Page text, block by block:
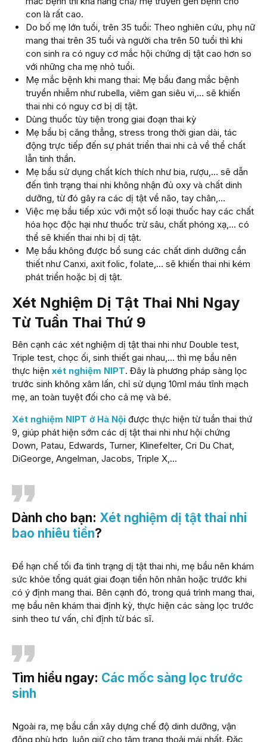
con là rất cao.
Do bố mẹ lớn tuổi, trên 35 tuổi: Theo nghiên cứu, phụ nữ
mang thai trên 35 tuổi và người cha trên 50 tuổi thì khi
con sinh ra có nguy cơ mắc hội chứng dị tật cao hơn so
với những cha mẹ nhỏ tuổi.
Mẹ mắc bệnh khi mang thai: Mẹ bầu đang mắc bệnh
truyền nhiễm như rubella, viêm gan siêu vi,… sẽ khiến
thai nhi có nguy cơ bị dị tật.
Dùng thuốc tùy tiện trong giai đoạn thai kỳ
Mẹ bầu bị căng thẳng, stress trong thời gian dài, tác
động trực tiếp đến sự phát triển thai nhi cả về thể chất
lẫn tinh thần.
Mẹ bầu sử dụng chất kích thích như bia, rượu,… sẽ dẫn
đến tình trạng thai nhi không nhận đủ oxy và chất dinh
dưỡng, từ đó gây ra các dị tật về não, tay chân,…
Việc mẹ bầu tiếp xúc với một số loại thuốc hay các chất
hóa học độc hại như thuốc trừ sâu, chất phóng xạ,… có
thể sẽ khiến thai nhi bị dị tật.
Mẹ bầu không được bổ sung các chất dinh dưỡng cần
thiết như Canxi, axit folic, folate,… sẽ khiến thai nhi kém
phát triển hoặc bị dị tật.
Xét Nghiệm Dị Tật Thai Nhi Ngay
Từ Tuần Thai Thứ 9
Bên cạnh các xét nghiệm dị tật thai nhi như Double test,
Triple test, chọc ối, sinh thiết gai nhau,… thì mẹ bầu nên
thực hiện xét nghiệm NIPT. Đây là phương pháp sàng lọc
trước sinh không xâm lấn, chỉ sử dụng 10ml máu tĩnh mạch
mẹ, an toàn tuyệt đối cho cả mẹ và bé.
Xét nghiệm NIPT ở Hà Nội được thực hiện từ tuần thai thứ
9, giúp phát hiện sớm các dị tật thai nhi như hội chứng
Down, Patau, Edwards, Turner, Klinefelter, Cri Du Chat,
DiGeorge, Angelman, Jacobs, Triple X,…
Dành cho bạn: Xét nghiệm dị tật thai nhi
bao nhiêu tiền?
Để hạn chế tối đa tình trạng dị tật thai nhi, mẹ bầu nên khám
sức khỏe tổng quát giai đoạn tiền hôn nhân hoặc trước khi
có ý định mang thai. Bên cạnh đó, trong quá trình mang thai,
mẹ bầu nên khám thai định kỳ, thực hiện các sàng lọc trước
sinh theo tư vấn, chỉ định từ bác sĩ.
Tìm hiểu ngay: Các mốc sàng lọc trước
sinh
Ngoài ra, mẹ bầu cần xây dựng chế độ dinh dưỡng, vận
động phù hợp, luôn giữ cho tâm trạng thoải mái nhất. Đặc